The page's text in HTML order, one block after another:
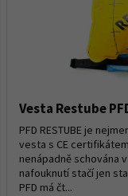
Vesta Restube
PFD RESTUBE je
vesta s CE
nenápadně schována
nafouknutí stačí jen
PFD má čt...